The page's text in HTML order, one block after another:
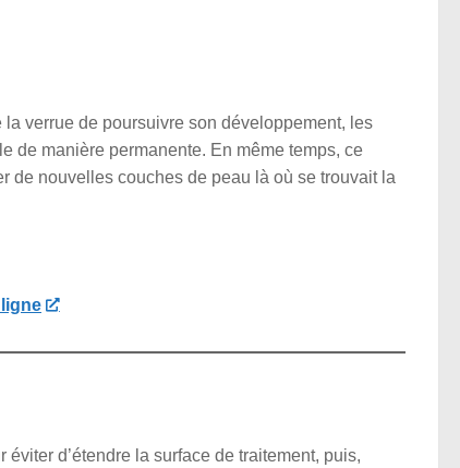
verrue de poursuivre son développement, les
de manière permanente. En même temps, ce
de nouvelles couches de peau là où se trouvait la
d’étendre la surface de traitement, puis,